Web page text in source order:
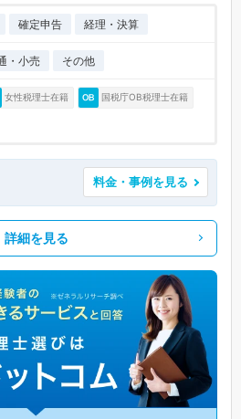
確定申告 経理・決算
・小売 その他
女性税理士在籍 国税庁OB税理士在籍
料金・事例を見る
詳細を見る